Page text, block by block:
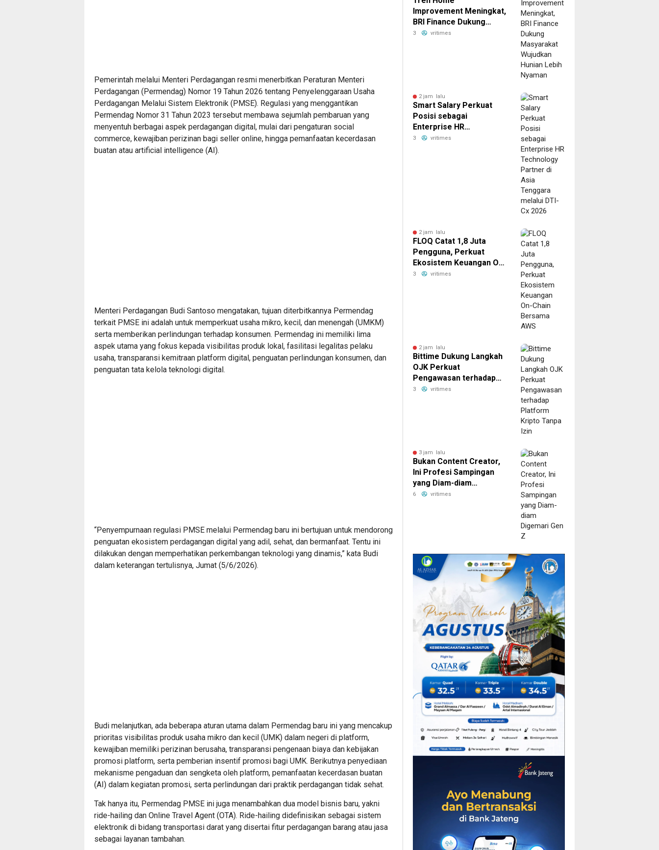
Pemerintah melalui Menteri Perdagangan resmi menerbitkan Peraturan Menteri
Perdagangan (Permendag) Nomor 19 Tahun 2026 tentang Penyelenggaraan Usaha
Perdagangan Melalui Sistem Elektronik (PMSE). Regulasi yang menggantikan
Permendag Nomor 31 Tahun 2023 tersebut membawa sejumlah pembaruan yang
menyentuh berbagai aspek perdagangan digital, mulai dari pengaturan social
commerce, kewajiban perizinan bagi seller online, hingga pemanfaatan kecerdasan
buatan atau artificial intelligence (AI).
Menteri Perdagangan Budi Santoso mengatakan, tujuan diterbitkannya Permendag
terkait PMSE ini adalah untuk memperkuat usaha mikro, kecil, dan menengah (UMKM)
serta memberikan perlindungan terhadap konsumen. Permendag ini memiliki lima
aspek utama yang fokus kepada visibilitas produk lokal, fasilitasi legalitas pelaku
usaha, transparansi kemitraan platform digital, penguatan perlindungan konsumen, dan
penguatan tata kelola teknologi digital.
“Penyempurnaan regulasi PMSE melalui Permendag baru ini bertujuan untuk mendorong
penguatan ekosistem perdagangan digital yang adil, sehat, dan bermanfaat. Tentu ini
dilakukan dengan memperhatikan perkembangan teknologi yang dinamis,” kata Budi
dalam keterangan tertulisnya, Jumat (5/6/2026).
Budi melanjutkan, ada beberapa aturan utama dalam Permendag baru ini yang mencakup
prioritas visibilitas produk usaha mikro dan kecil (UMK) dalam negeri di platform,
kewajiban memiliki perizinan berusaha, transparansi pengenaan biaya dan kebijakan
promosi platform, serta pemberian insentif promosi bagi UMK. Berikutnya penyediaan
mekanisme pengaduan dan sengketa oleh platform, pemanfaatan kecerdasan buatan
(AI) dalam kegiatan promosi, serta perlindungan dari praktik perdagangan tidak sehat.
Tak hanya itu, Permendag PMSE ini juga menambahkan dua model bisnis baru, yakni
ride-hailing dan Online Travel Agent (OTA). Ride-hailing didefinisikan sebagai sistem
elektronik di bidang transportasi darat yang disertai fitur perdagangan barang atau jasa
sebagai layanan tambahan.
Improvement Meningkat,
BRI Finance Dukung
Masyarakat Wujudkan
3 vritimes
2 jam lalu
Smart Salary Perkuat
Posisi sebagai
Enterprise HR
Technology Partner di
3 vritimes
2 jam lalu
FLOQ Catat 1,8 Juta
Pengguna, Perkuat
Ekosistem Keuangan On-
Chain Bersama AWS
3 vritimes
2 jam lalu
Bittime Dukung Langkah
OJK Perkuat
Pengawasan terhadap
Platform Kripto Tanpa
3 vritimes
3 jam lalu
Bukan Content Creator,
Ini Profesi Sampingan
yang Diam-diam
Digemari Gen Z
6 vritimes